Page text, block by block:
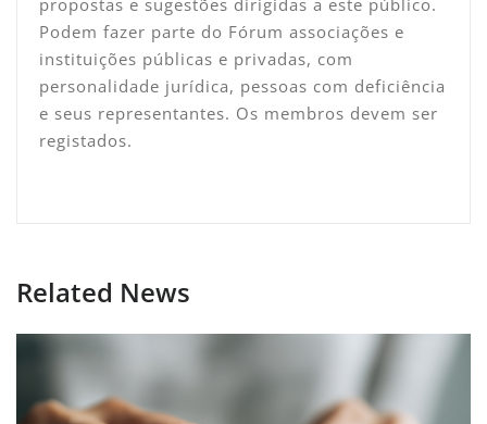
Podem fazer parte do Fórum associações e
instituições públicas e privadas, com
personalidade jurídica, pessoas com deficiência
e seus representantes. Os membros devem ser
registados.
Related News